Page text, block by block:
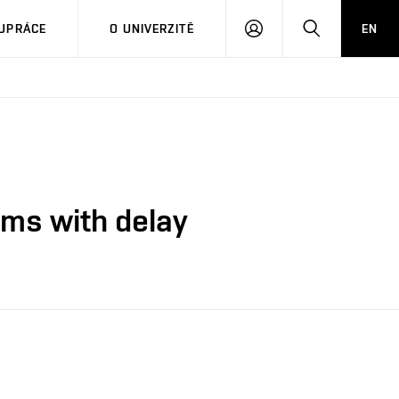
O UNIVERZITĚ
PŘIHLÁSIT HLEDATEN
with delay